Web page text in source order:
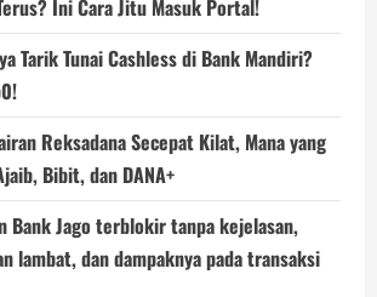
Ini Cara Jitu Masuk Portal!
Tarik Tunai Cashless di Bank Mandiri?
Reksadana Secepat Kilat, Mana yang
Bibit, dan DANA+
Bank Jago terblokir tanpa kejelasan,
lambat, dan dampaknya pada transaksi